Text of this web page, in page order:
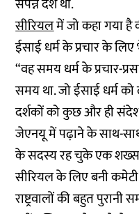
संपन्न देश था.
सीरियलमें जो कहा गया है
ईसाई धर्म के प्रचार के
“वह समय धर्म के प्रचार-
समय था. जो ईसाई धर्म
दर्शकों को कुछ और ही
जेएनयू में पढ़ाने के साथ-
के सदस्य रह चुके एक शख्स
सीरियल के लिए बनी
राष्ट्रवालों की बहुत